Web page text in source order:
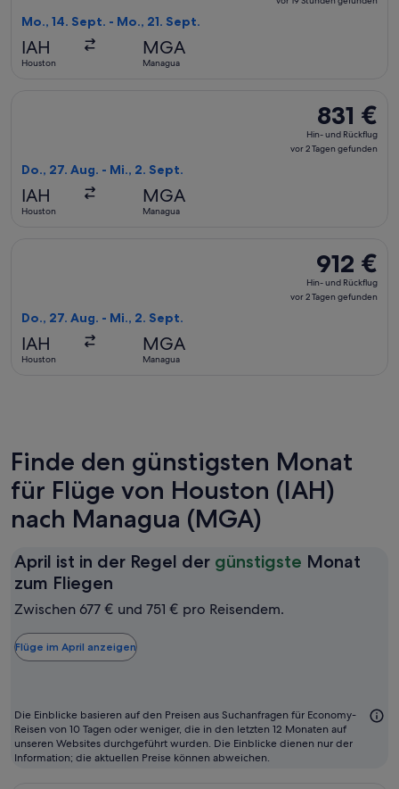
Mo., 14. Sept. - Mo., 21. Sept.
IAH
Houston
MGA
Managua
831 €
Hin-
und
831 €
Hin- und Rückflug
vor 2 Tagen gefunden
Do., 27. Aug. - Mi., 2. Sept.
IAH
Houston
MGA
Managua
912 €
Hin-
und
912 €
Hin- und Rückflug
vor 2 Tagen gefunden
Do., 27. Aug. - Mi., 2. Sept.
IAH
Houston
MGA
Managua
Finde den günstigsten Monat
für Flüge von Houston (IAH)
nach Managua (MGA)
April ist in der Regel der günstigste Monat
zum Fliegen
ist
der
Regel
günstigste
Monat
zum
Zwischen 677 € und 751 € pro Reisendem.
Flüge im April anzeigen
Die Einblicke basieren auf den Preisen aus Suchanfragen für Economy-
Reisen von 10 Tagen oder weniger, die in den letzten 12 Monaten auf
unseren Websites durchgeführt wurden. Die Einblicke dienen nur der
Information; die aktuellen Preise können abweichen.